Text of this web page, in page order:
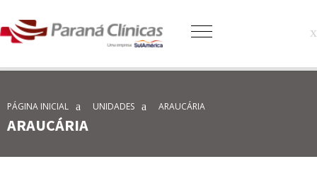
PÁGINA INICIAL UNIDADES ARAUCÁRIA
ARAUCÁRIA